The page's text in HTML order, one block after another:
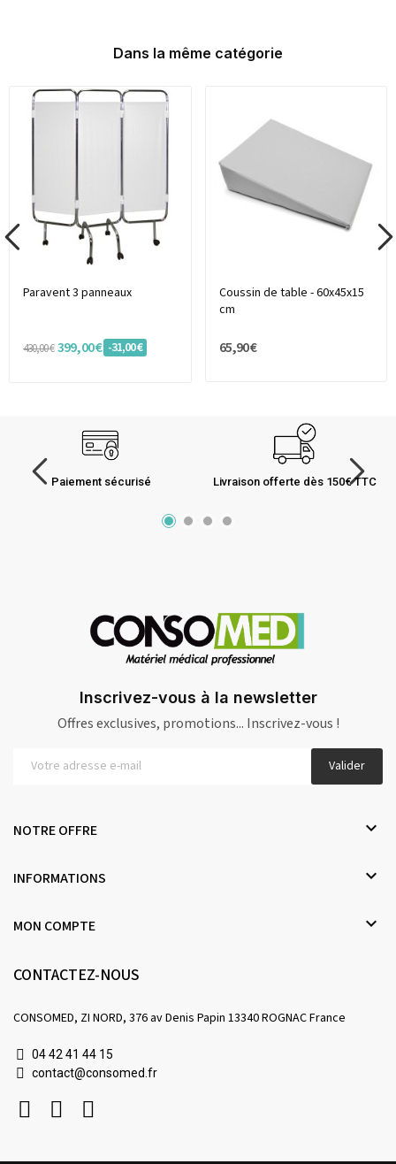
Dans la même catégorie
Paravent 3 panneaux
430,00 € 399,00 € -31,00 €
Coussin de table - 60x45x15
cm
65,90 €
Paiement sécurisé Livraison offerte dès 150€ TTC
Inscrivez-vous à la newsletter
Offres exclusives, promotions... Inscrivez-vous !
Valider
NOTRE OFFRE 
INFORMATIONS 
MON COMPTE 
CONTACTEZ-NOUS
CONSOMED, ZI NORD, 376 av Denis Papin 13340 ROGNAC France
04 42 41 44 15
contact@consomed.fr